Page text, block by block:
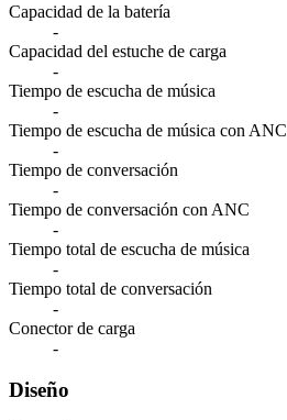
Capacidad de la batería
-
Capacidad del estuche de carga
-
Tiempo de escucha de música
-
Tiempo de escucha de música con ANC
-
Tiempo de conversación
-
Tiempo de conversación con ANC
-
Tiempo total de escucha de música
-
Tiempo total de conversación
-
Conector de carga
-
Diseño